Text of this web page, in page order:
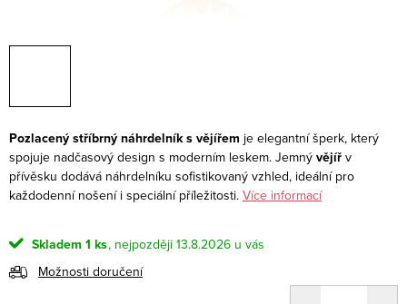
Pozlacený stříbrný náhrdelník s vějířem je elegantní šperk, který
spojuje nadčasový design s moderním leskem. Jemný vějíř v
přívěsku dodává náhrdelníku sofistikovaný vzhled, ideální pro
každodenní nošení i speciální příležitosti. Více informací
Skladem 1 ks
13.8.2026
Možnosti doručení